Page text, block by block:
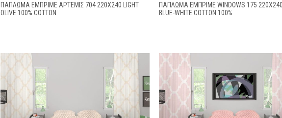
ΠΆΠΛΩΜΑ ΕΜΠΡΙΜΈ ΆΡΤΕΜΙΣ 704 220X240 LIGHT
OLIVE 100% COTTON
ΠΑΠΛΩΜΑ ΕΜΠΡΙΜΕ WINDOWS 175
BLUE-WHITE COTTON 100%